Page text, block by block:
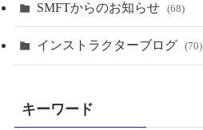
SMFTからのお知らせ (68)
インストラクターブログ (70)
キーワード